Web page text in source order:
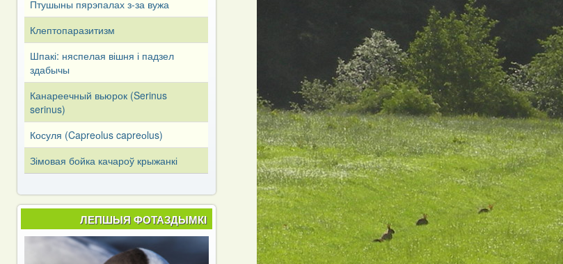
Птушыны пярэпалах з-за вужа
Клептопаразитизм
Шпакі: няспелая вішня і падзел
здабычы
Канареечный вьюрок (Serinus
serinus)
Косуля (Capreоlus capreоlus)
Зімовая бойка качароў крыжанкі
ЛЕПШЫЯ ФОТАЗДЫМКІ